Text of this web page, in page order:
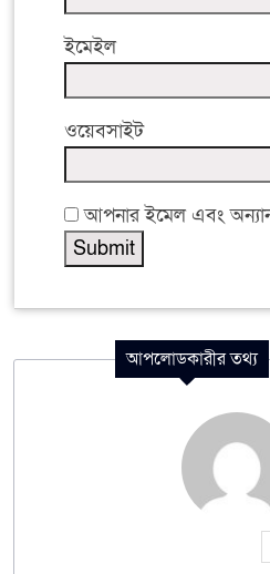
ইমেইল
ওয়েবসাইট
আপনার ইমেল এবং
আপলোডকারীর তথ্য